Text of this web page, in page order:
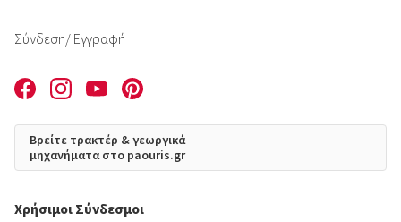
Σύνδεση/ Εγγραφή
Βρείτε τρακτέρ & γεωργικά
μηχανήματα στο paouris.gr
Χρήσιμοι Σύνδεσμοι